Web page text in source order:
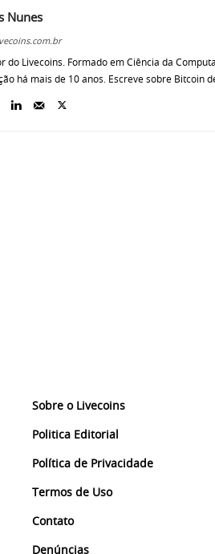
Nunes
do Livecoins. Formado em Ciência da
há mais de 10 anos. Escreve sobre Bitcoin
Sobre o Livecoins
Politica Editorial
Política de Privacidade
Termos de Uso
Contato
Denúncias